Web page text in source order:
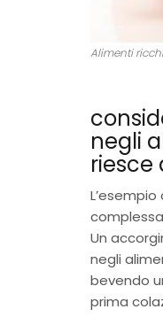
Alimenti
negli
riesce
Un
negli
bevendo
prima